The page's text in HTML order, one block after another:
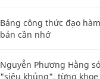
Bảng công thức đạo
bản cần nhớ
Nguyễn Phương Hằng
"siêu khủng", từng